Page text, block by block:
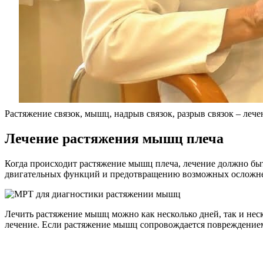
Растяжение связок, мышц, надрыв связок, разрыв связок –
Лечение растяжения мышц плеча
Когда происходит растяжение мышц плеча, лечение должно
двигательных функций и предотвращению возможных
Лечить растяжение мышц можно как несколько дней, так и
лечение. Если растяжение мышц сопровождается